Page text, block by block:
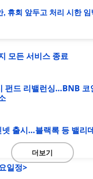
, 휴회 앞두고 처리 시한 임
모든 서비스 종료
펀드 리밸런싱…BNB 코
넷 출시…블랙록 등 밸리
더보기
일정>